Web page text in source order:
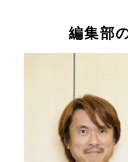
編集部